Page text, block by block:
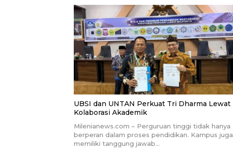
UBSI dan UNTAN Perkuat Tri Dharma Lewat
Kolaborasi Akademik
Milenianews.com – Perguruan tinggi tidak hanya
berperan dalam proses pendidikan. Kampus juga
memiliki tanggung jawab…